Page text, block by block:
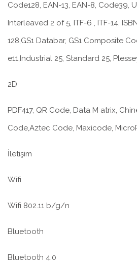
Code128, EAN-13, EAN-8, Code39,
Interleaved 2 of 5, ITF-6 , ITF-14,
128,GS1 Databar, GS1 Composite
e11,Industrial 25, Standard 25,
2D
PDF417, QR Code, Data M atrix,
Code,Aztec Code, Maxicode,
İletişim
Wifi
Wifi 802.11 b/g/n
Bluetooth
Bluetooth 4.0